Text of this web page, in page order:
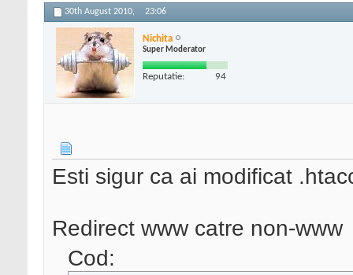
30th August 2010, 23:06
Nichita
Super Moderator
Reputatie: 94
Esti sigur ca ai modificat
Redirect www catre non-www
Cod: